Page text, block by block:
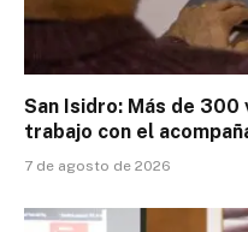
San Isidro: Más de 300
trabajo con el
7 de agosto de 2026